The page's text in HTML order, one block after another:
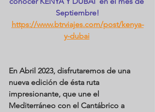
Septiembre!
https://www.btrviajes.com/post/kenya-
y-dubai
En Abril 2023, disfrutaremos de una
nueva edición de ésta ruta
impresionante, que une el
Mediterráneo con el Cantábrico a